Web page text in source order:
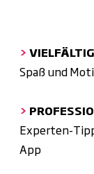
>
Spaß und
>
Experten-
App